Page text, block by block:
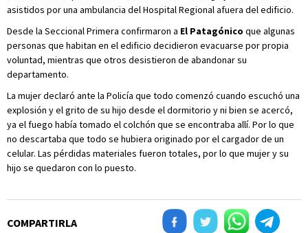
asistidos por una ambulancia del Hospital Regional afuera del edificio.
Desde la Seccional Primera confirmaron a El Patagónico que algunas
personas que habitan en el edificio decidieron evacuarse por propia
voluntad, mientras que otros desistieron de abandonar su
departamento.
La mujer declaró ante la Policía que todo comenzó cuando escuchó una
explosión y el grito de su hijo desde el dormitorio y ni bien se acercó,
ya el fuego había tomado el colchón que se encontraba allí. Por lo que
no descartaba que todo se hubiera originado por el cargador de un
celular. Las pérdidas materiales fueron totales, por lo que mujer y su
hijo se quedaron con lo puesto.
COMPARTIRLA